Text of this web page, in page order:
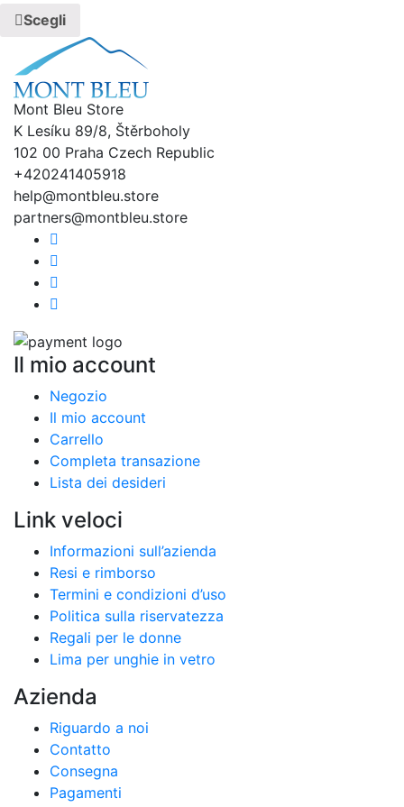
Scegli
Mont Bleu Store
K Lesíku 89/8, Štěrboholy
102 00 Praha Czech Republic
+420241405918
help@montbleu.store
partners@montbleu.store
Il mio account
Negozio
Il mio account
Carrello
Completa transazione
Lista dei desideri
Link veloci
Informazioni sull’azienda
Resi e rimborso
Termini e condizioni d’uso
Politica sulla riservatezza
Regali per le donne
Lima per unghie in vetro
Azienda
Riguardo a noi
Contatto
Consegna
Pagamenti